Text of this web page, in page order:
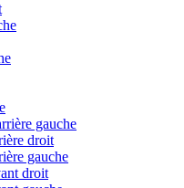
gauche
droit
gauche
droit